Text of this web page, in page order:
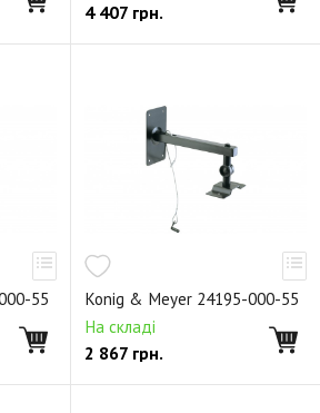
Освещение для пюпитров
Подставки и стойки для гитар
для струнных
для духовых
и перкуссии
микшеров и акустики
Стойки для акустики
4 407 грн.
55
Konig & Meyer 24195-000-55
На складі
2 867 грн.